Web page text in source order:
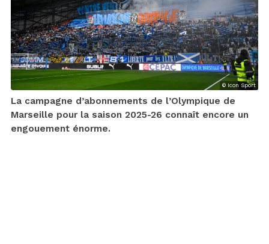
© Icon Sport
La campagne d’abonnements de l’Olympique de
Marseille pour la saison 2025-26 connaît encore un
engouement énorme.